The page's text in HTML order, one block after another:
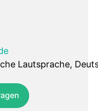
Lautsprache,